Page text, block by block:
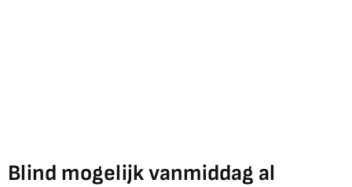
Blind mogelijk vanmiddag al